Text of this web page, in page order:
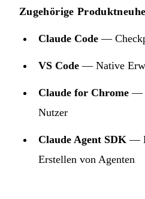
Zugehörige
Claude Code —
VS Code — Native
Claude for Chrome —
Nutzer
Claude Agent SDK —
Erstellen von Agenten